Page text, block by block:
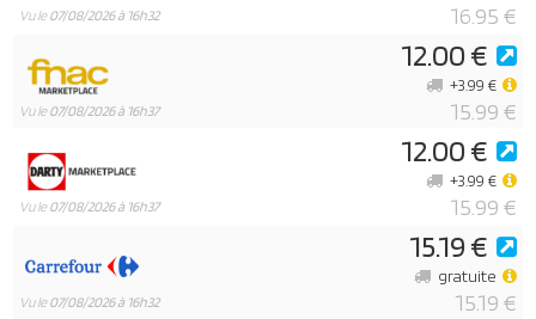
Vu le07/08/2026 à 16h32 16.95 €
Vu le07/08/2026 à 16h37
12.00 €
15.99 €
+3.99 €
Vu le07/08/2026 à 16h37
12.00 €
15.99 €
+3.99 €
Vu le07/08/2026 à 16h32
15.19 €
15.19 €
gratuite